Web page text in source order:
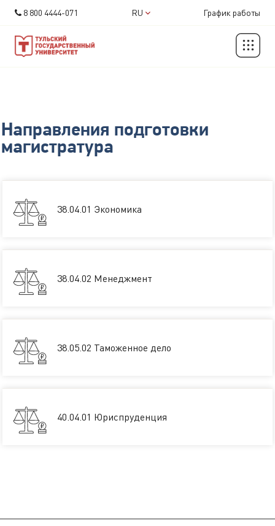
8 800 4444-071 RU График работы
Направления подготовки
магистратура
38.04.01 Экономика
38.04.02 Менеджмент
38.05.02 Таможенное дело
40.04.01 Юриспруденция